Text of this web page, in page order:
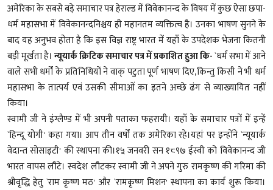
अमेरिका के सबसे बड़े समाचार पत्र हेराल्ड में विवेकानन्द के विषय में कुछ ऐसा छपा-
धर्म महासभा में विवेकानन्दनिश्चय ही महानतम व्यक्तित्व है। उनका भाषण सुनने के
बाद यह अनुभव होता है कि इस विज्ञ राष्ट्र भारत में यहाँ के उपदेशक भेजना कितनी
बड़ी मूर्खता है। न्यूयार्क क्रिटिक समाचार पत्र में प्रकाशित हुआ कि-`धर्म सभा में आने
वाले सभी धर्मों के प्रतिनिधियों ने वाक् पटुता पूर्ण भाषण दिए,किन्तु किसी ने भी धर्म
महासभा के तात्पर्य एवं उसकी सीमाओं का इतने अच्छे ढंग से व्याख्यायित नहीं
किया।
स्वामी जी ने इंग्लैण्ड में भी अपनी पताका फहरायी। यहाँ के समाचार पत्रों में इन्हें
`हिन्दू योगी' कहा गया। आप तीन वर्षों तक अमेरिका रहे।यहां पर इन्होंने `न्यूयार्क
वेदान्त सोसाइटी' की स्थापना की।१५ जनवरी सन १८९७ ईस्वी को विवेकानन्द जी
भारत वापस लौटे। स्वदेश लौटकर स्वामी जी ने अपने गुरु रामकृष्ण की गरिमा की
श्रीवृद्धि हेतु `राम कृष्ण मठ' और `रामकृष्ण मिशन' स्थापना का कार्य शुरू किया।